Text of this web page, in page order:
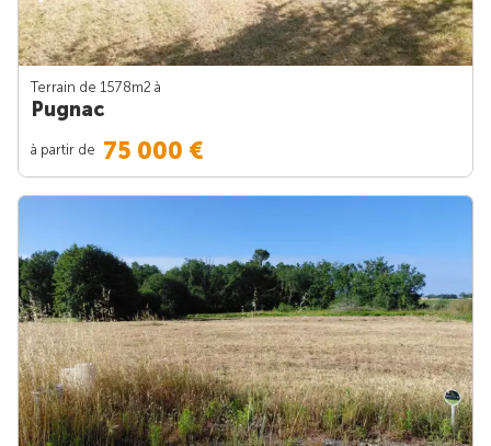
Terrain de 1578m2 à
Pugnac
à partir de 75 000 €